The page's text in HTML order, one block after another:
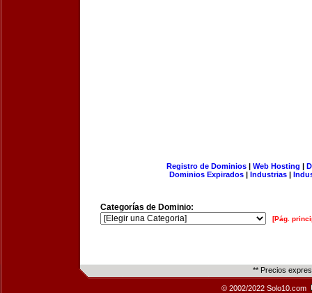
Registro de Dominios| Web Hosting |
Dominios Expirados | Industrias |
Categorías de Dominio:
[Pág.
** Precios
© 2002/2022 Solo10.com